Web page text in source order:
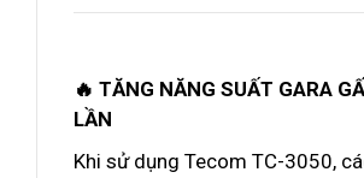
🔥 TĂNG NĂNG SUẤT GARA
LẦN
Khi sử dụng Tecom TC-3050,